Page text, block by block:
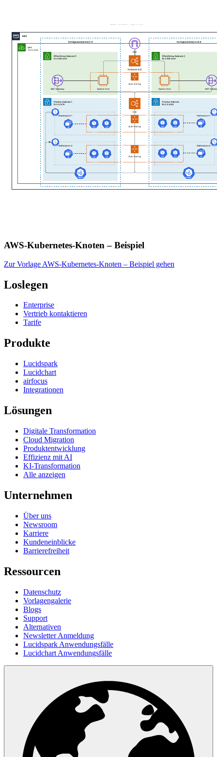
AWS-Kubernetes-Knoten – Beispiel
Zur Vorlage AWS-Kubernetes-Knoten – Beispiel gehen
Loslegen
Enterprise
Vertrieb kontaktieren
Tarife
Produkte
Lucidspark
Lucidchart
airfocus
Integrationen
Lösungen
Digitale Transformation
Cloud Migration
Produktentwicklung
Effizienz mit AI
KI-Transformation
Alle anzeigen
Unternehmen
Über uns
Newsroom
Karriere
Kundeneinblicke
Barrierefreiheit
Ressourcen
Datenschutz
Vorlagengalerie
Blogs
Support
Alternativen
Newsletter Anmeldung
Lucidspark Anwendungsfälle
Lucidchart Anwendungsfälle